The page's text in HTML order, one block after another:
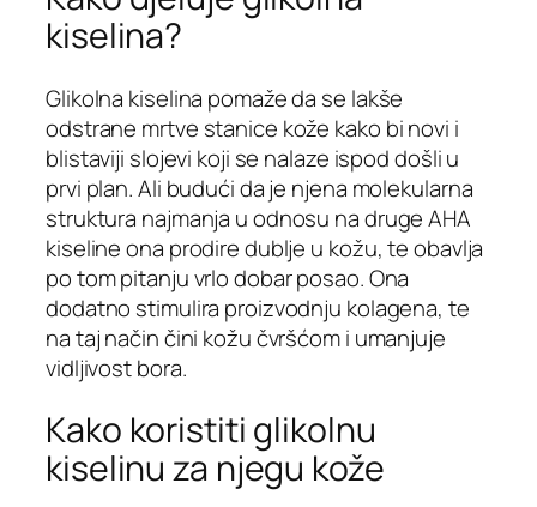
kiselina?
Glikolna kiselina pomaže da se lakše
odstrane mrtve stanice kože kako bi novi i
blistaviji slojevi koji se nalaze ispod došli u
prvi plan. Ali budući da je njena molekularna
struktura najmanja u odnosu na druge AHA
kiseline ona prodire dublje u kožu, te obavlja
po tom pitanju vrlo dobar posao. Ona
dodatno stimulira proizvodnju kolagena, te
na taj način čini kožu čvršćom i umanjuje
vidljivost bora.
Kako koristiti glikolnu
kiselinu za njegu kože